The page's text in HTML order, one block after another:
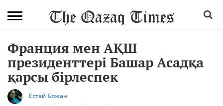
Франция мен АҚШ
президенттері Башар Асадқа
қарсы бірлеспек
Естай Божан